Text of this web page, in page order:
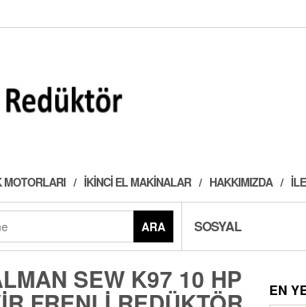
MOTORLARI İKINCI EL MAKINALAR HAKKIMIZDA
ARA SOSYAL
SEW K97 10 HP EN